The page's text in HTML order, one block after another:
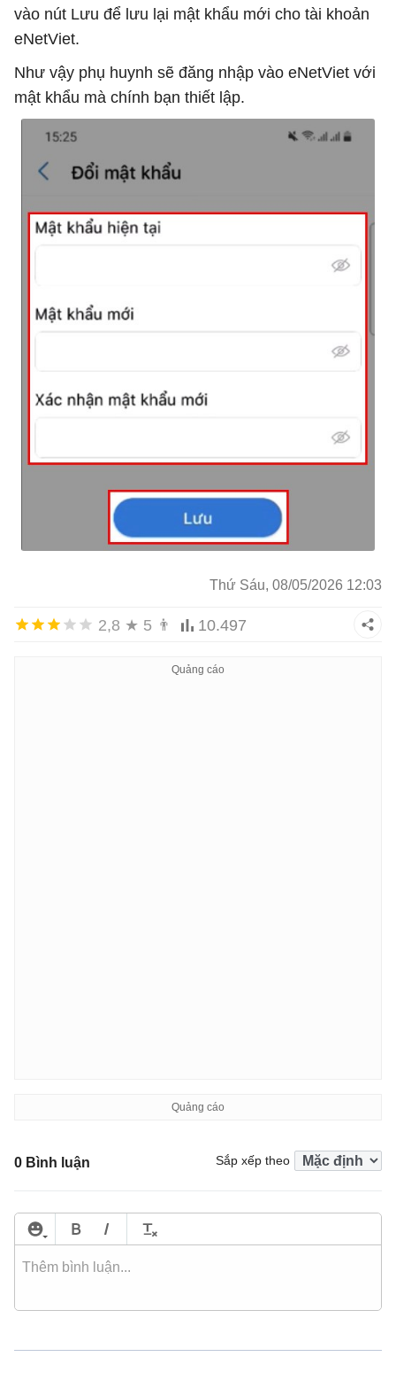
vào nút Lưu để lưu lại mật khẩu mới cho tài khoản
eNetViet.
Như vậy phụ huynh sẽ đăng nhập vào eNetViet với
mật khẩu mà chính bạn thiết lập.
Thứ Sáu, 08/05/2026 12:03
2,8 ★ 5 👨 10.497
0 Bình luận Sắp xếp theo